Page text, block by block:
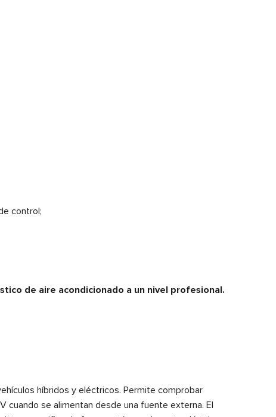
control;
de aire acondicionado a un nivel profesional.
híbridos y eléctricos. Permite comprobar
se alimentan desde una fuente externa. El